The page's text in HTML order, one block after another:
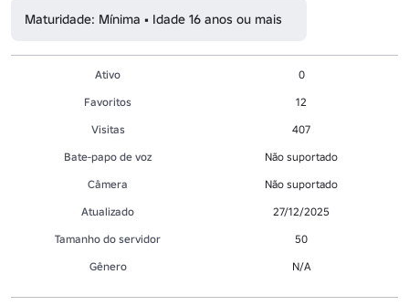
Maturidade: Mínima • Idade 16 anos ou mais
Ativo
0
Favoritos
12
Visitas
407
Bate-papo de voz
Não suportado
Câmera
Não suportado
Atualizado
27/12/2025
Tamanho do servidor
50
Gênero
N/A